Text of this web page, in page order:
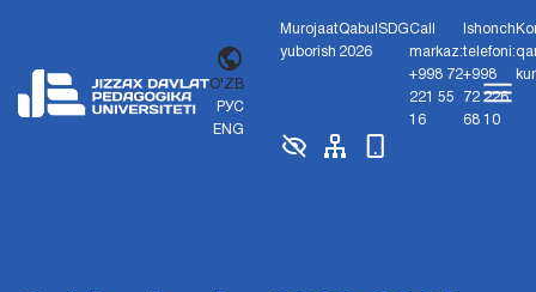
O'ZB
РУС
ENG
Murojaat
yuborish
Qabul
2026
SDGCall
markaz:
+998 72
221 55
16
Ishonch
telefoni:
+998
72 226
68 10